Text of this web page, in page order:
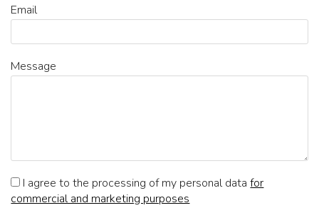
Email
Message
I agree to the processing of my personal datafor
commercial and marketing purposes